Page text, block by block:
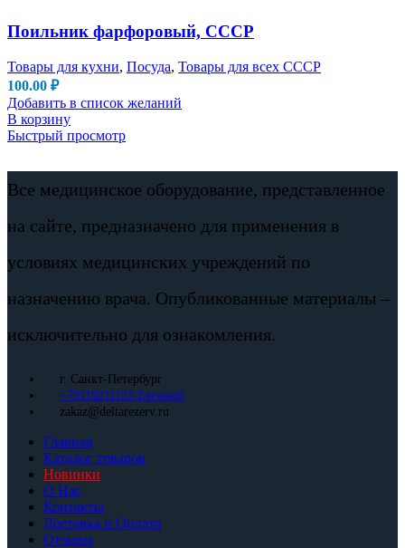
Поильник фарфоровый, СССР
Товары для кухни, Посуда, Товары для всех СССР
100.00 ₽
Добавить в список желаний
В корзину
Быстрый просмотр
Все медицинское оборудование, представленное
на сайте, предназначено для применения в
условиях медицинских учреждений по
назначению врача. Опубликованные материалы –
исключительно для ознакомления.
г. Санкт-Петербург
+79110211133 Евгений
zakaz@deltarezerv.ru
Главная
Каталог товаров
Новинки
О Нас
Контакты
Доставка и Оплата
Отзывы